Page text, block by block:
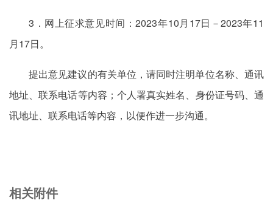
3．网上征求意见时间：2023年10月17日－2023年11
月17日。
提出意见建议的有关单位，请同时注明单位名称、通讯
地址、联系电话等内容；个人署真实姓名、身份证号码、通
讯地址、联系电话等内容，以便作进一步沟通。
相关附件